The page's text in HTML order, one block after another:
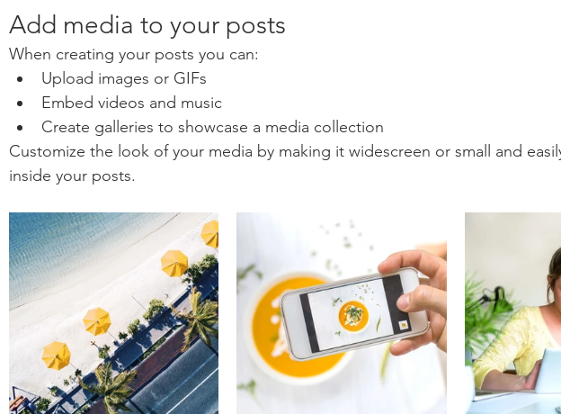
Add media to your posts
When creating your posts you can:
Upload images or GIFs
Embed videos and music
Create galleries to showcase a media collection
Customize the look of your media by making it widescreen or small and
inside your posts.